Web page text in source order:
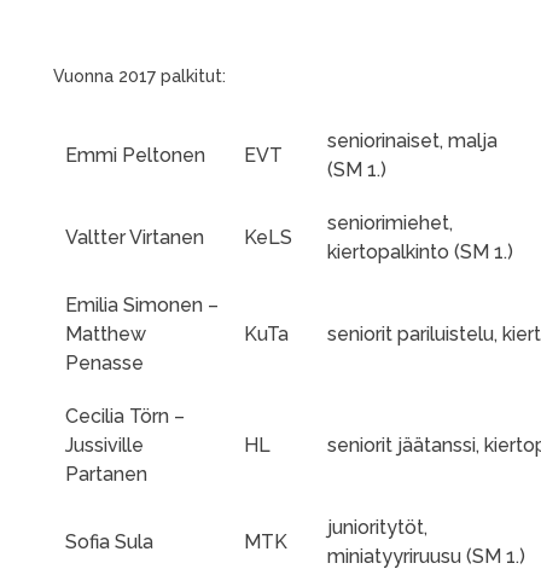
Vuonna 2017 palkitut:
Emmi Peltonen EVT
seniorinaiset, malja
(SM 1.)
Valtter Virtanen KeLS
seniorimiehet,
kiertopalkinto (SM 1.)
Emilia Simonen –
Matthew
Penasse
KuTa seniorit pariluistelu,
Cecilia Törn –
Jussiville
Partanen
HL seniorit jäätanssi,
Sofia Sula MTK
junioritytöt,
miniatyyriruusu (SM 1.)